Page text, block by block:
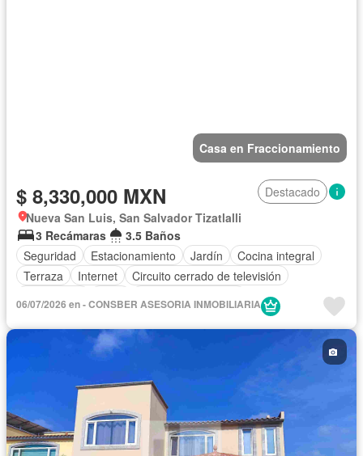
Casa en Fraccionamiento
$ 8,330,000 MXN
Destacado
Nueva San Luis, San Salvador Tizatlalli
3 Recámaras
3.5 Baños
Seguridad
Estacionamiento Jardín
Cocina integral
Terraza
Internet
Circuito cerrado de televisión
Cocina equipada
Sala polivalente
Wifi
Sin amueblar
06/07/2026 en - CONSBER ASESORIA INMOBILIARIA